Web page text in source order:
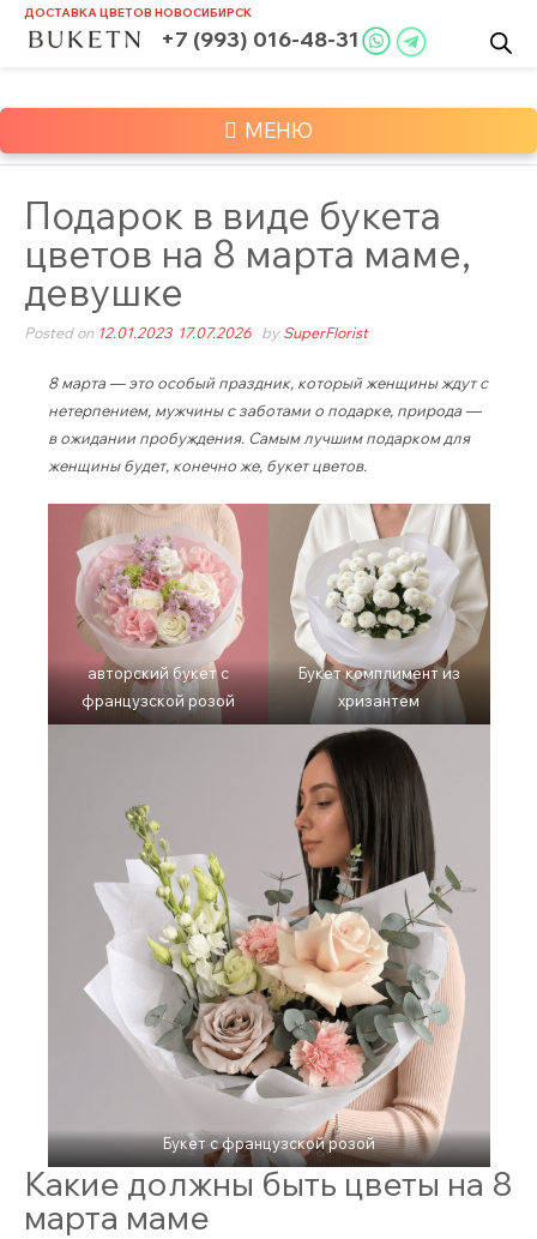
SkipДОСТАВКА ЦВЕТОВ НОВОСИБИРСК
+7 (993) 016-48-31
МЕНЮ
Подарок в виде букета
цветов на 8 марта маме,
девушке
Posted on 12.01.2023 17.07.2026 by SuperFlorist
8 марта — это особый праздник, который женщины ждут с
нетерпением, мужчины с заботами о подарке, природа —
в ожидании пробуждения. Самым лучшим подарком для
женщины будет, конечно же, букет цветов.
авторский букет с
французской розой
Букет комплимент из
хризантем
Букет с французской розой
Какие должны быть цветы на 8
марта маме